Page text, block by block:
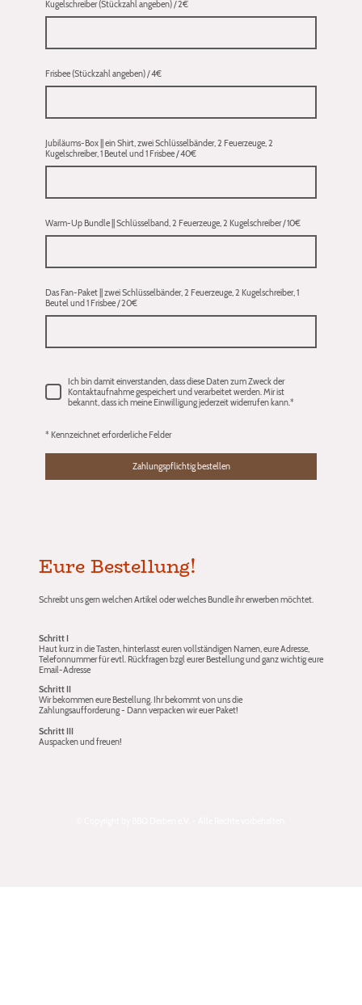
Kugelschreiber (Stückzahl angeben) / 2€
Frisbee (Stückzahl angeben) / 4€
Jubiläums-Box || ein Shirt, zwei Schlüsselbänder, 2 Feuerzeuge, 2
Kugelschreiber, 1 Beutel und 1 Frisbee / 40€
Warm-Up Bundle || Schlüsselband, 2 Feuerzeuge, 2 Kugelschreiber / 10€
Das Fan-Paket || zwei Schlüsselbänder, 2 Feuerzeuge, 2 Kugelschreiber, 1
Beutel und 1 Frisbee / 20€
Ich bin damit einverstanden, dass diese Daten zum Zweck der
Kontaktaufnahme gespeichert und verarbeitet werden. Mir ist
bekannt, dass ich meine Einwilligung jederzeit widerrufen kann.*
* Kennzeichnet erforderliche Felder
Zahlungspflichtig bestellen
Eure Bestellung!
Schreibt uns gern welchen Artikel oder welches Bundle ihr erwerben möchtet.
Schritt I
Haut kurz in die Tasten, hinterlasst euren vollständigen Namen, eure Adresse,
Telefonnummer für evtl. Rückfragen bzgl eurer Bestellung und ganz wichtig eure
Email-Adresse
Schritt II
Wir bekommen eure Bestellung. Ihr bekommt von uns die
Zahlungsaufforderung - Dann verpacken wir euer Paket!
Schritt III
Auspacken und freuen!